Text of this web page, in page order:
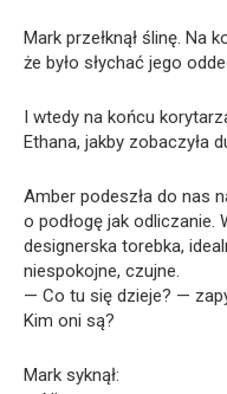
Mark przełknął ślinę. Na
że było słychać jego
I wtedy na końcu
Ethana, jakby zobaczyła
Amber podeszła do nas
o podłogę jak odliczanie.
designerska torebka,
niespokojne, czujne.
— Co tu się dzieje? —
Kim oni są?
Mark syknął: